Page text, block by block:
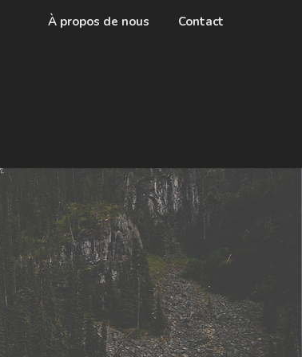
À propos de nous Contact